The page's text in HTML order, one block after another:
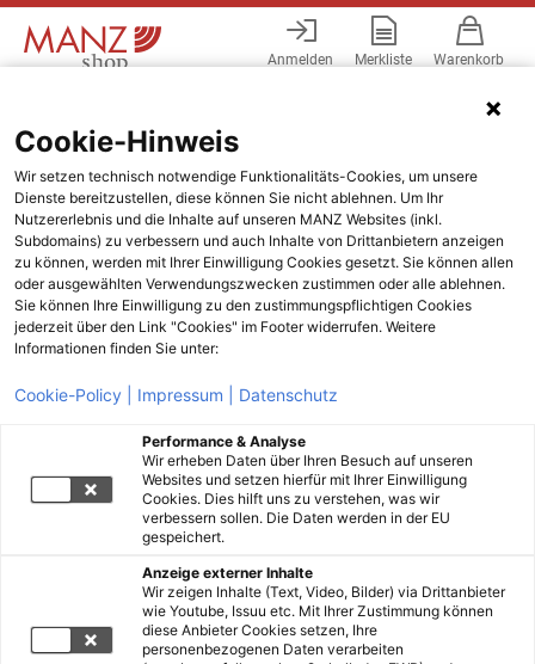
Anmelden Merkliste Warenkorb
Cookie-Hinweis
Wir setzen technisch notwendige Funktionalitäts-Cookies, um unsere
Dienste bereitzustellen, diese können Sie nicht ablehnen. Um Ihr
Nutzererlebnis und die Inhalte auf unseren MANZ Websites (inkl.
Subdomains) zu verbessern und auch Inhalte von Drittanbietern anzeigen
zu können, werden mit Ihrer Einwilligung Cookies gesetzt. Sie können allen
oder ausgewählten Verwendungszwecken zustimmen oder alle ablehnen.
Sie können Ihre Einwilligung zu den zustimmungspflichtigen Cookies
jederzeit über den Link "Cookies" im Footer widerrufen. Weitere
Informationen finden Sie unter:
Cookie-Policy | Impressum | Datenschutz
Performance & Analyse
Wir erheben Daten über Ihren Besuch auf unseren
Websites und setzen hierfür mit Ihrer Einwilligung
Cookies. Dies hilft uns zu verstehen, was wir
verbessern sollen. Die Daten werden in der EU
gespeichert.
Anzeige externer Inhalte
Wir zeigen Inhalte (Text, Video, Bilder) via Drittanbieter
wie Youtube, Issuu etc. Mit Ihrer Zustimmung können
diese Anbieter Cookies setzen, Ihre
personenbezogenen Daten verarbeiten